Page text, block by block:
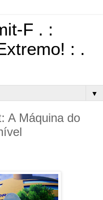
F . :
: .
▼
A Máquina do